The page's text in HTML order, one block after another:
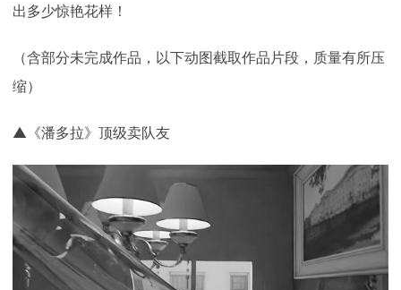
出多少惊艳花样！
（含部分未完成作品，以下动图截取作品片段，质量有所压
缩）
▲《潘多拉》顶级卖队友